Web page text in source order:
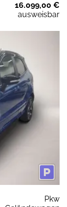
16.099,00 €
ausweisbar
Pkw